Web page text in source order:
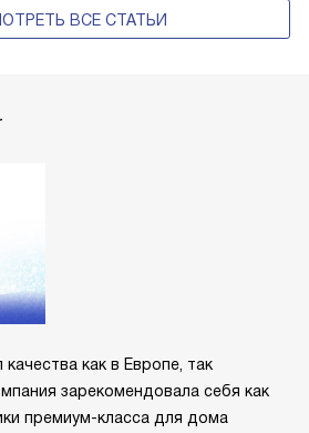
ВСЕ СТАТЬИ
как в Европе, так
зарекомендовала себя как
премиум-класса для дома